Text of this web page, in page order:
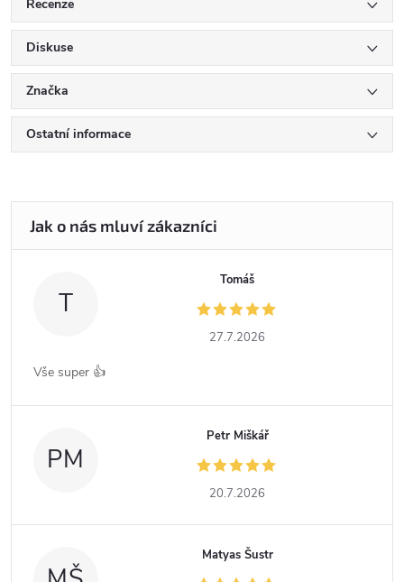
Recenze
Diskuse
Značka
Ostatní informace
T
Tomáš
27.7.2026
Vše super 👍
PM
Petr Miškář
20.7.2026
Matyas Šustr